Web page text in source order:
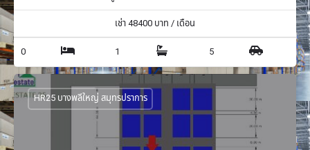
เช่า48400 บาท / เดือน
0 1 5
HR25 บางพลีใหญ่ สมุทรปราการ